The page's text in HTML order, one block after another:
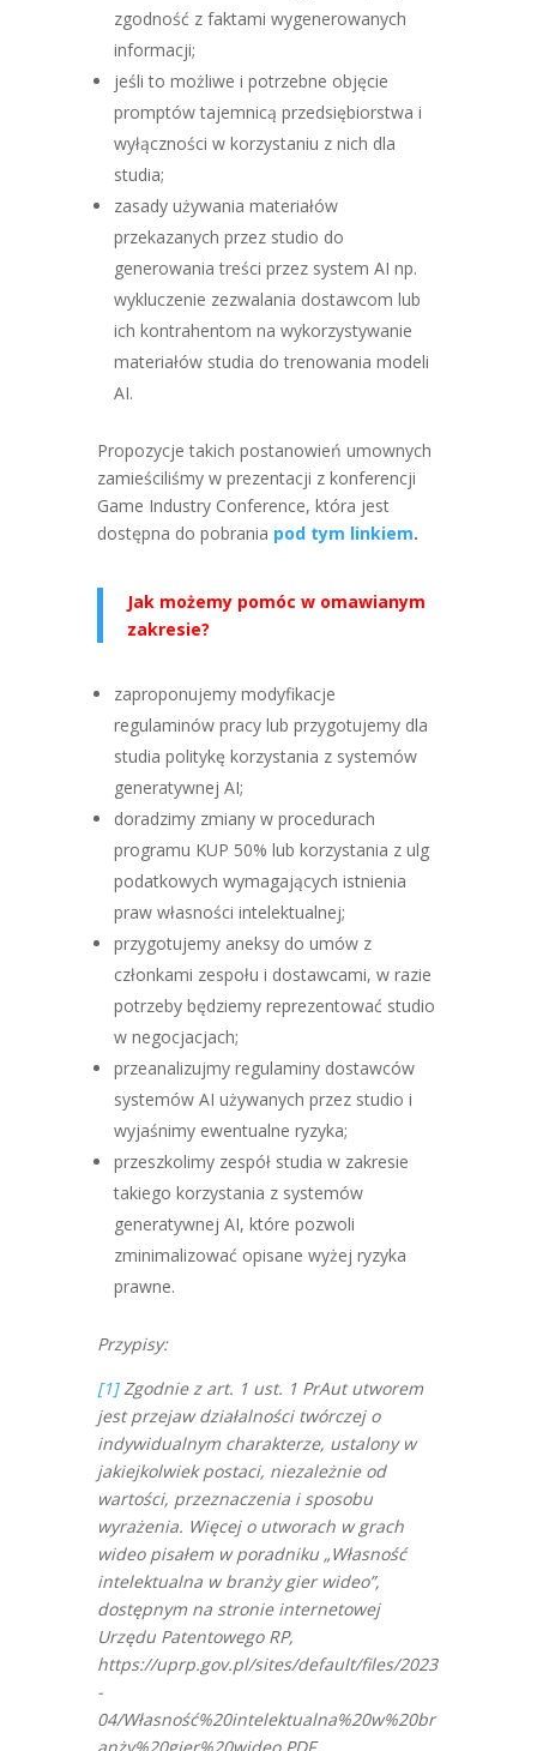
zgodność z faktami wygenerowanych
informacji;
jeśli to możliwe i potrzebne objęcie
promptów tajemnicą przedsiębiorstwa i
wyłączności w korzystaniu z nich dla
studia;
zasady używania materiałów
przekazanych przez studio do
generowania treści przez system AI np.
wykluczenie zezwalania dostawcom lub
ich kontrahentom na wykorzystywanie
materiałów studia do trenowania modeli
AI.
Propozycje takich postanowień umownych
zamieściliśmy w prezentacji z konferencji
Game Industry Conference, która jest
dostępna do pobrania pod tym linkiem.
Jak możemy pomóc w omawianym
zakresie?
zaproponujemy modyfikacje
regulaminów pracy lub przygotujemy dla
studia politykę korzystania z systemów
generatywnej AI;
doradzimy zmiany w procedurach
programu KUP 50% lub korzystania z ulg
podatkowych wymagających istnienia
praw własności intelektualnej;
przygotujemy aneksy do umów z
członkami zespołu i dostawcami, w razie
potrzeby będziemy reprezentować studio
w negocjacjach;
przeanalizujmy regulaminy dostawców
systemów AI używanych przez studio i
wyjaśnimy ewentualne ryzyka;
przeszkolimy zespół studia w zakresie
takiego korzystania z systemów
generatywnej AI, które pozwoli
zminimalizować opisane wyżej ryzyka
prawne.
Przypisy:
[1]Zgodnie z art. 1 ust. 1 PrAut utworem
jest przejaw działalności twórczej o
indywidualnym charakterze, ustalony w
jakiejkolwiek postaci, niezależnie od
wartości, przeznaczenia i sposobu
wyrażenia. Więcej o utworach w grach
wideo pisałem w poradniku „Własność
intelektualna w branży gier wideo”,
dostępnym na stronie internetowej
Urzędu Patentowego RP,
https://uprp.gov.pl/sites/default/files/2023
-
04/Własność%20intelektualna%20w%20br